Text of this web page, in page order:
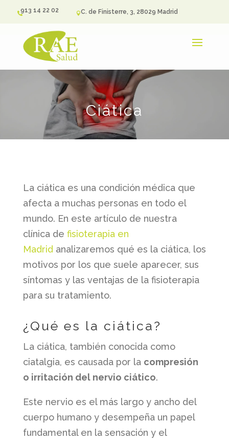
913 14 22 02 C. de Finisterre, 3, 28029 Madrid
Ciática
La ciática es una condición médica que
afecta a muchas personas en todo el
mundo. En este artículo de nuestra
clínica de fisioterapia en
Madrid analizaremos qué es la ciática, los
motivos por los que suele aparecer, sus
síntomas y las ventajas de la fisioterapia
para su tratamiento.
¿Qué es la ciática?
La ciática, también conocida como
ciatalgia, es causada por la compresión
o irritación del nervio ciático.
Este nervio es el más largo y ancho del
cuerpo humano y desempeña un papel
fundamental en la sensación y el